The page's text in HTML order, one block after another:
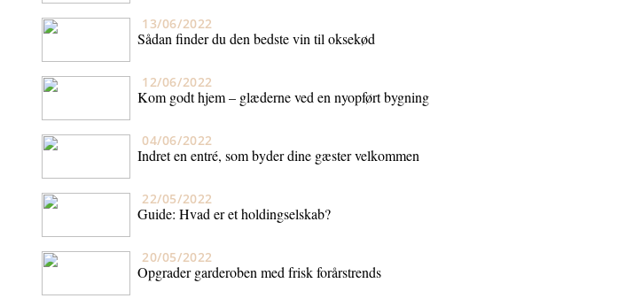
13/06/2022
Sådan finder du den bedste vin til oksekød
12/06/2022
Kom godt hjem – glæderne ved en nyopført bygning
04/06/2022
Indret en entré, som byder dine gæster velkommen
22/05/2022
Guide: Hvad er et holdingselskab?
20/05/2022
Opgrader garderoben med frisk forårstrends